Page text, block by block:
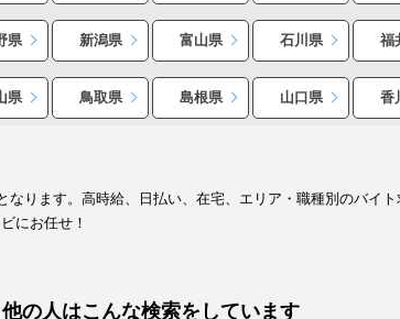
県 新潟県 富山県 石川県 福
県 鳥取県 島根県 山口県 香
ります。高時給、日払い、在宅、エリア・職種別のバイ
にお任せ！
他の人はこんな検索をしています